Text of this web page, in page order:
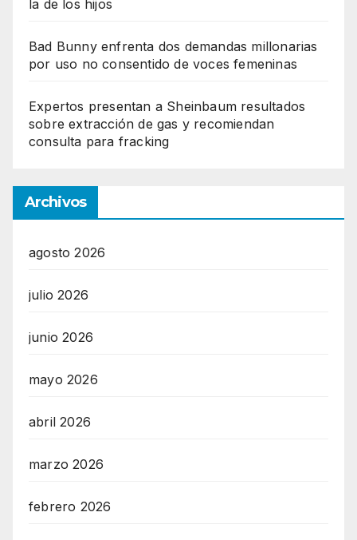
la de los hijos
Bad Bunny enfrenta dos demandas millonarias
por uso no consentido de voces femeninas
Expertos presentan a Sheinbaum resultados
sobre extracción de gas y recomiendan
consulta para fracking
Archivos
agosto 2026
julio 2026
junio 2026
mayo 2026
abril 2026
marzo 2026
febrero 2026